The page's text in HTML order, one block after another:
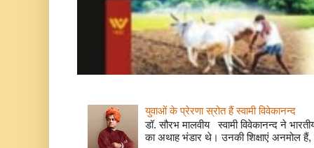
युवाओं के प्रेरणा स्रोत हैं स्वामी विवेकानन्द
डॉ. सौरभ मालवीय स्वामी विवेकानन्द ने
का अथाह भंडार थे। उनकी शिक्षाएं अनमोल हैं,